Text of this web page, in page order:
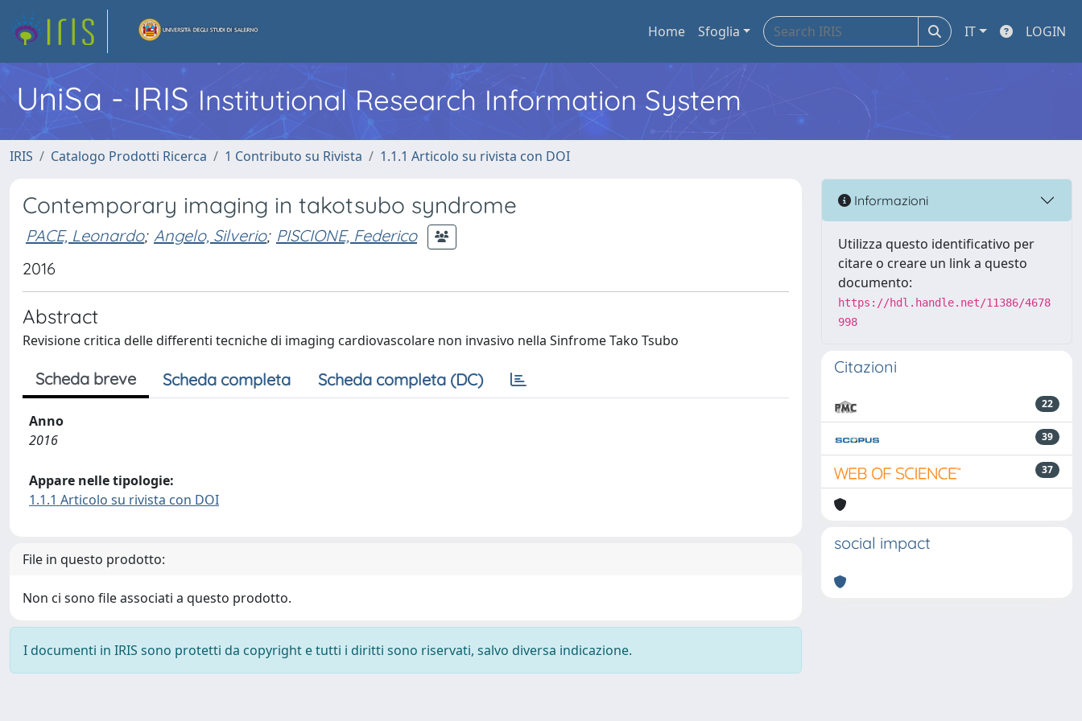
Home Sfoglia IT LOGIN
UniSa - IRIS Institutional Research Information System
IRIS Catalogo Prodotti Ricerca 1 Contributo su Rivista 1.1.1 Articolo su rivista con DOI
Contemporary imaging in takotsubo syndrome
PACE, Leonardo; Angelo, Silverio; PISCIONE, Federico
2016
Abstract
Revisione critica delle differenti tecniche di imaging cardiovascolare non invasivo nella Sinfrome Tako Tsubo
Scheda breve Scheda completa Scheda completa (DC)
Anno
2016
Appare nelle tipologie:
1.1.1 Articolo su rivista con DOI
File in questo prodotto:
Non ci sono file associati a questo prodotto.
I documenti in IRIS sono protetti da copyright e tutti i diritti sono riservati, salvo diversa indicazione.
Informazioni
Utilizza questo identificativo per
citare o creare un link a questo
documento:
https://hdl.handle.net/11386/4678
998
Citazioni
22
39
37
social impact